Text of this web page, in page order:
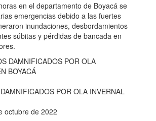
en el departamento de Boyacá se
emergencias debido a las fuertes
inundaciones, desbordamientos
súbitas y pérdidas de bancada en
POR OLA INVERNAL
octubre de 2022